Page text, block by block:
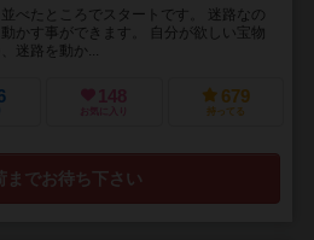
べたところでスタートです。 迷路なの
かす事ができます。 自分が欲しい宝物
迷路を動か...
148
お気に入り
679
持ってる
までお待ち下さい